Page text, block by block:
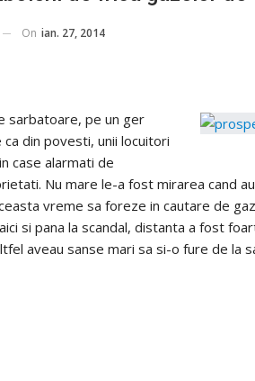
On ian. 27, 2014
sarbatoare, pe un ger
din povesti, unii locuitori
case alarmati de
Nu mare le-a fost mirarea cand
vreme sa foreze in cautare de
si pana la scandal, distanta a fost
aveau sanse mari sa si-o fure de la